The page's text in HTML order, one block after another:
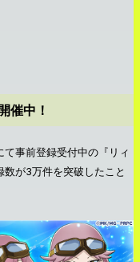
催中！
事前登録受付中の『リィ
が3万件を突破したこと